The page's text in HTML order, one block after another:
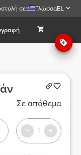
σε: ΓλώσσαEL
Σε απόθεμα
1